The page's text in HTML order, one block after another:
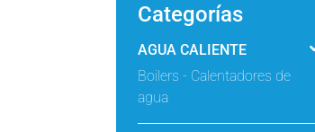
Categorías
AGUA CALIENTE
Boilers - Calentadores de
agua